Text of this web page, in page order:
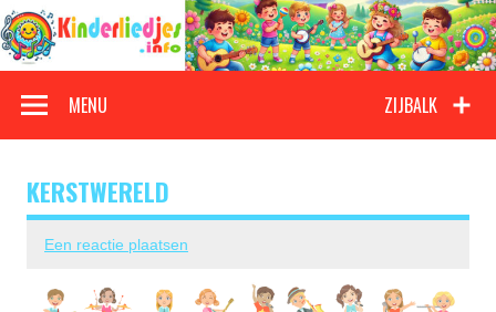
Doorgaan
naar
inhoud
Kinderliedjes
ZIJBALK
MENU
KERSTWERELD
Een reactie plaatsen